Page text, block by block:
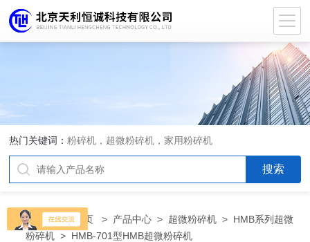
热门关键词：粉碎机，超微粉碎机，家用粉碎机
当前位置：首页 > 产品中心 > 超微粉碎机 > HMB系列超微
粉碎机 > HMB-701型HMB超微粉碎机